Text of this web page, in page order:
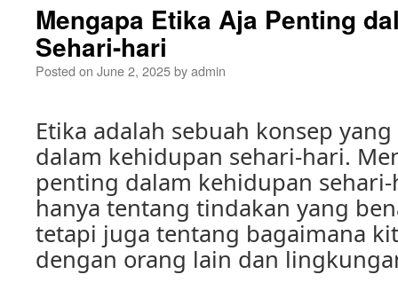
Mengapa Etika Aja Penting
Sehari-hari
Posted on June 2, 2025byadmin
Etika adalah sebuah konsep
dalam kehidupan sehari-hari.
penting dalam kehidupan
hanya tentang tindakan yang
tetapi juga tentang bagaimana
dengan orang lain dan